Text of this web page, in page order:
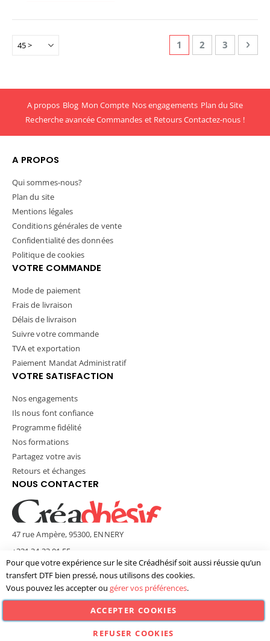
PageVous lisez
1 Page
2 Page
3 Page
A propos Blog Mon Compte Nos engagements Plan du Site
Recherche avancéeCommandes et RetoursContactez-nous !
A PROPOS
Qui sommes-nous?
Plan du site
Mentions légales
Conditions générales de vente
Confidentialité des données
Politique de cookies
VOTRE COMMANDE
Mode de paiement
Frais de livraison
Délais de livraison
Suivre votre commande
TVA et exportation
Paiement Mandat Administratif
VOTRE SATISFACTION
Nos engagements
Ils nous font confiance
Programme fidélité
Nos formations
Partagez votre avis
Retours et échanges
NOUS CONTACTER
47 rue Ampère, 95300, ENNERY
+331 34 33 01 55
contact@creadhesif.com
Lun - Ven / 9h30 - 12h00 & 14h00 - 17h00
© Créadhésif 2025. Tous Droits Réservés.
Pour que votre expérience sur le site Créadhésif soit aussi réussie qu’un
transfert DTF bien pressé, nous utilisons des cookies.
Vous pouvez les accepter ou gérer vos préférences.
ACCEPTER COOKIES
REFUSER COOKIES